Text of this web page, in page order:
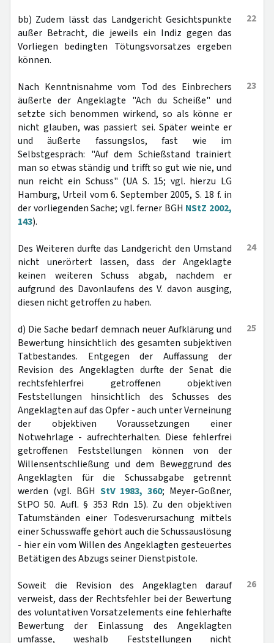
22
bb) Zudem lässt das Landgericht Gesichtspunkte
außer Betracht, die jeweils ein Indiz gegen das
Vorliegen bedingten Tötungsvorsatzes ergeben
können.
23
Nach Kenntnisnahme vom Tod des Einbrechers
äußerte der Angeklagte "Ach du Scheiße" und
setzte sich benommen wirkend, so als könne er
nicht glauben, was passiert sei. Später weinte er
und äußerte fassungslos, fast wie im
Selbstgespräch: "Auf dem Schießstand trainiert
man so etwas ständig und trifft so gut wie nie, und
nun reicht ein Schuss" (UA S. 15; vgl. hierzu LG
Hamburg, Urteil vom 6. September 2005, S. 18 f. in
der vorliegenden Sache; vgl. ferner BGH NStZ 2002,
143).
24
Des Weiteren durfte das Landgericht den Umstand
nicht unerörtert lassen, dass der Angeklagte
keinen weiteren Schuss abgab, nachdem er
aufgrund des Davonlaufens des V. davon ausging,
diesen nicht getroffen zu haben.
25
d) Die Sache bedarf demnach neuer Aufklärung und
Bewertung hinsichtlich des gesamten subjektiven
Tatbestandes. Entgegen der Auffassung der
Revision des Angeklagten durfte der Senat die
rechtsfehlerfrei getroffenen objektiven
Feststellungen hinsichtlich des Schusses des
Angeklagten auf das Opfer - auch unter Verneinung
der objektiven Voraussetzungen einer
Notwehrlage - aufrechterhalten. Diese fehlerfrei
getroffenen Feststellungen können von der
Willensentschließung und dem Beweggrund des
Angeklagten für die Schussabgabe getrennt
werden (vgl. BGH StV 1983, 360; Meyer-Goßner,
StPO 50. Aufl. § 353 Rdn 15). Zu den objektiven
Tatumständen einer Todesverursachung mittels
einer Schusswaffe gehört auch die Schussauslösung
- hier ein vom Willen des Angeklagten gesteuertes
Betätigen des Abzugs seiner Dienstpistole.
26
Soweit die Revision des Angeklagten darauf
verweist, dass der Rechtsfehler bei der Bewertung
des voluntativen Vorsatzelements eine fehlerhafte
Bewertung der Einlassung des Angeklagten
umfasse, weshalb Feststellungen nicht